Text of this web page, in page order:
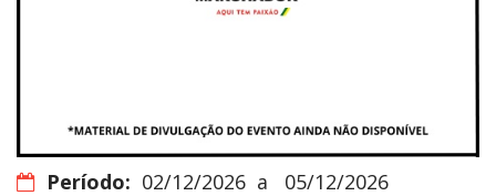
Período: 02/12/2026 a 05/12/2026